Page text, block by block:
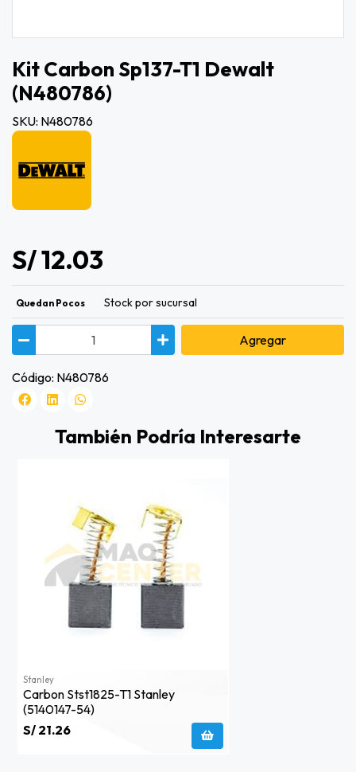
Kit Carbon Sp137-T1 Dewalt
(n480786)
SKU: N480786
S/ 12.03
Quedan Pocos Stock por sucursal
Agregar
Código: N480786
También Podría Interesarte
Stanley
Carbon Stst1825-T1 Stanley
(5140147-54)
S/ 21.26